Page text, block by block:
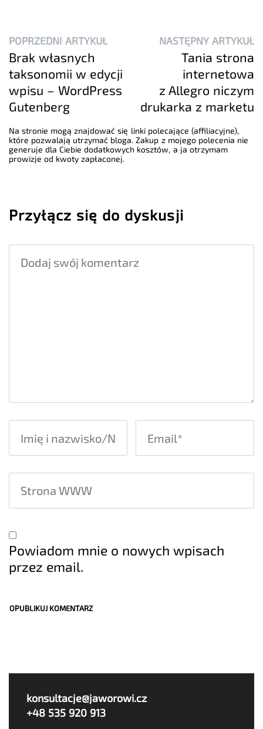
POPRZEDNI ARTYKUŁ
Brak własnych
taksonomii w edycji
wpisu – WordPress
Gutenberg
NASTĘPNY ARTYKUŁ
Tania strona
internetowa
z Allegro niczym
drukarka z marketu
Na stronie mogą znajdować się linki polecające (affiliacyjne),
które pozwalają utrzymać bloga. Zakup z mojego polecenia nie
generuje dla Ciebie dodatkowych kosztów, a ja otrzymam
prowizje od kwoty zapłaconej.
Przyłącz się do dyskusji
Powiadom mnie o nowych wpisach
przez email.
konsultacje@jaworowi.cz
+48 535 920 913